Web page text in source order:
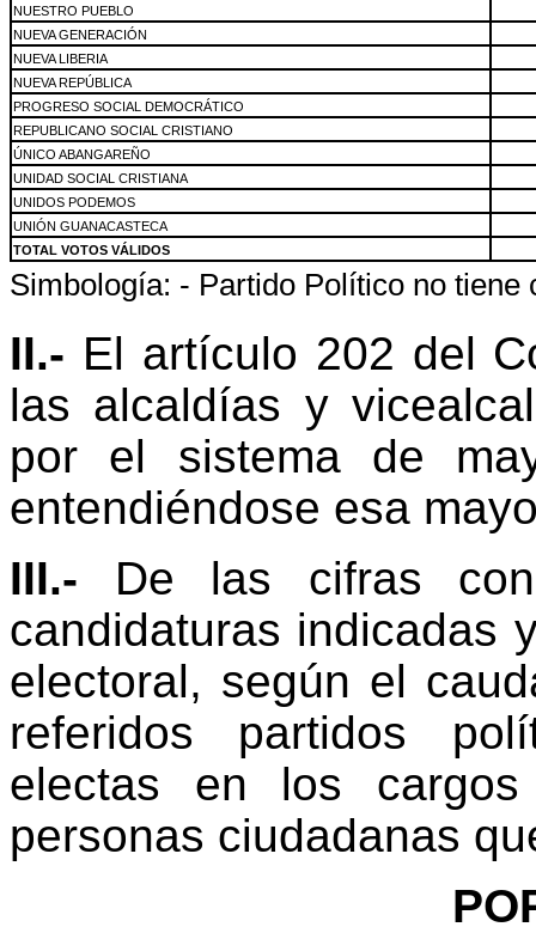
NUESTRO PUEBLO
NUEVA GENERACIÓN
NUEVA LIBERIA
NUEVA REPÚBLICA
PROGRESO SOCIAL DEMOCRÁTICO
REPUBLICANO SOCIAL CRISTIANO
ÚNICO ABANGAREÑO
UNIDAD SOCIAL CRISTIANA
UNIDOS PODEMOS
UNIÓN GUANACASTECA
TOTAL VOTOS VÁLIDOS
Simbología: - Partido Político no
II.- El artículo 202 del
las alcaldías y
por el sistema de
entendiéndose esa
III.- De las cifras
candidaturas indicadas
electoral, según el
referidos partidos
electas en los
personas ciudadanas